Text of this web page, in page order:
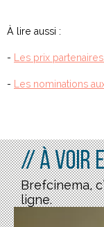
À lire aussi :
- Les prix
- Les nominations
// À voir
Brefcinema,
ligne.